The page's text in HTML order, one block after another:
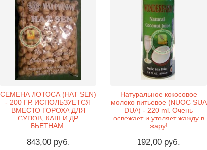
СЕМЕНА ЛОТОСА (HAT SEN)
- 200 ГР. ИСПОЛЬЗУЕТСЯ
ВМЕСТО ГОРОХА ДЛЯ
СУПОВ, КАШ И ДР.
ВЬЕТНАМ.
843,00 руб.
Натуральное кокосовое
молоко питьевое (NUOC SUA
DUA) - 220 ml. Очень
освежает и утоляет жажду в
жару!
192,00 руб.